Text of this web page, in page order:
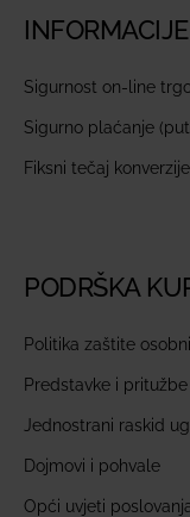
Sigurnost on-line
Sigurno plaćanje
Fiksni tečaj
PODRŠKA
Politika zaštite
Predstavke i pritužbe
Jednostrani raskid
Dojmovi i pohvale
Opći uvjeti